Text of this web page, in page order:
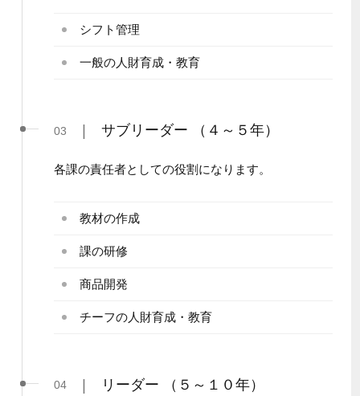
シフト管理
一般の人財育成・教育
03 サブリーダー （４～５年）
各課の責任者としての役割になります。
教材の作成
課の研修
商品開発
チーフの人財育成・教育
04 | リーダー （５～１０年）